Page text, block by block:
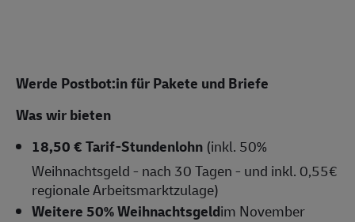
Werde Postbot:in für Pakete und Briefe
Was wir bieten
18,50 € Tarif-Stundenlohn (inkl. 50%
Weihnachtsgeld - nach 30 Tagen - und inkl. 0,55€
regionale Arbeitsmarktzulage)
Weitere 50% Weihnachtsgeldim November